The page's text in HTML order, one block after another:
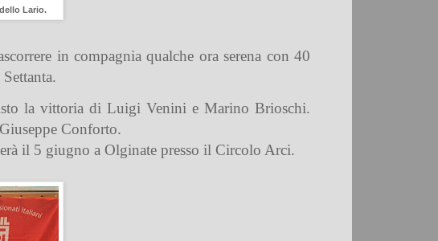
Lario.
in compagnia qualche ora serena con 40
la vittoria di Luigi Venini e Marino Brioschi.
Conforto.
il 5 giugno a Olginate presso il Circolo Arci.